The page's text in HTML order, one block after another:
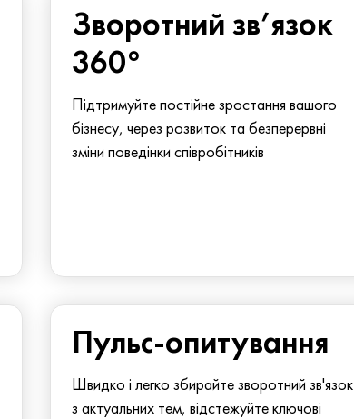
Зворотний зв’язок
360°
Підтримуйте постійне зростання вашого
бізнесу, через розвиток та безперервні
зміни поведінки співробітників
Пульс-опитування
Швидко і легко збирайте зворотний зв'язок
з актуальних тем, відстежуйте ключові